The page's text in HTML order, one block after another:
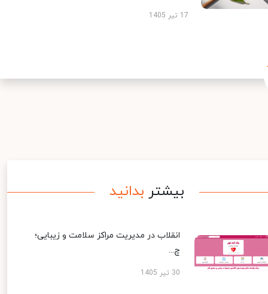
17 تیر 1405
بیشتر بدانید
انقلاب در مدیریت مراکز سلامت و زیبایی؛
چ...
30 تیر 1405